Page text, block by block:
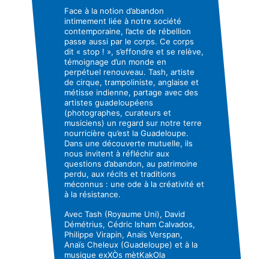
Face à la notion d’abandon
intimement liée à notre société
contemporaine, l’acte de rébellion
passe aussi par le corps. Ce corps
dit « stop ! », s’effondre et se relève,
témoignage d’un monde en
perpétuel renouveau. Tash, artiste
de cirque, trampoliniste, anglaise et
métisse indienne, partage avec des
artistes guadeloupéens
(photographes, curateurs et
musiciens) un regard sur notre terre
nourricière qu’est la Guadeloupe.
Dans une découverte mutuelle, ils
nous invitent à réfléchir aux
questions d’abandon, au patrimoine
perdu, aux récits et traditions
méconnus : une ode à la créativité et
à la résistance.
Avec Tash (Royaume Uni), David
Démétrius, Cédric Isham Calvados,
Philippe Virapin, Anaïs Verspan,
Anaïs Cheleux (Guadeloupe) et à la
musique exXÒs mètKakOla